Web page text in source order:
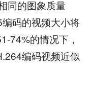
的图象质量
码的视频大小将
74%的情况下，
编码视频近似